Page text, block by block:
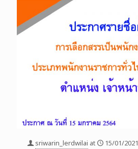
sriwarin_lerdwilai at
15/01/2021